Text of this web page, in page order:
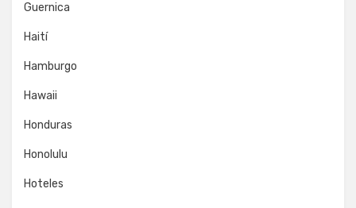
Guernica
Haití
Hamburgo
Hawaii
Honduras
Honolulu
Hoteles